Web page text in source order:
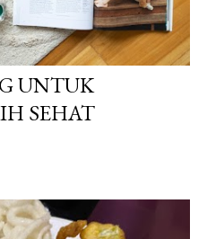
UNTUK
SEHAT